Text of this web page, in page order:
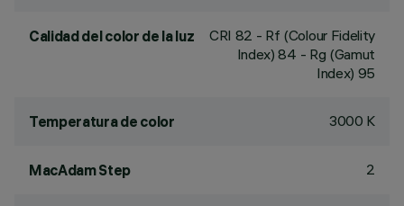
Calidad del color de la luz CRI 82 - Rf (Colour Fidelity
Index) 84 - Rg (Gamut
Index) 95
Temperatura de color 3000 K
MacAdam Step 2